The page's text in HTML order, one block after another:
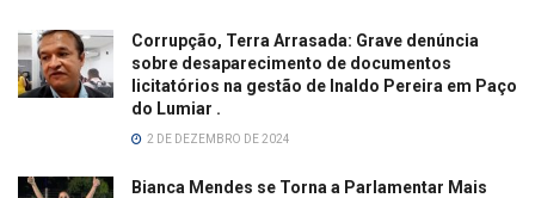
Corrupção, Terra Arrasada: Grave denúncia
sobre desaparecimento de documentos
licitatórios na gestão de Inaldo Pereira em Paço
do Lumiar .
2 DE DEZEMBRO DE 2024
Bianca Mendes se Torna a Parlamentar Mais